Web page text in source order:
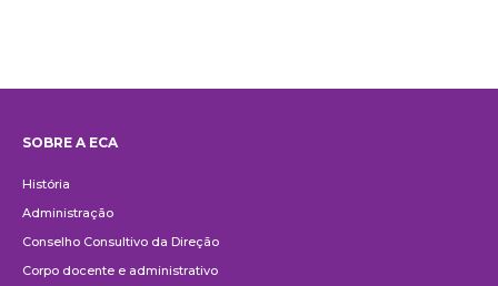
SOBRE A ECA
História
Administração
Conselho Consultivo da Direção
Corpo docente e administrativo